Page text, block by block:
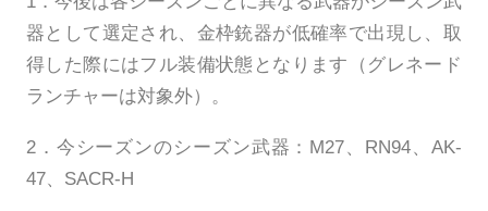
器として選定され、金枠銃器が低確率で出現し、取
得した際にはフル装備状態となります（グレネード
ランチャーは対象外）。
2．今シーズンのシーズン武器：M27、RN94、AK-
47、SACR-H